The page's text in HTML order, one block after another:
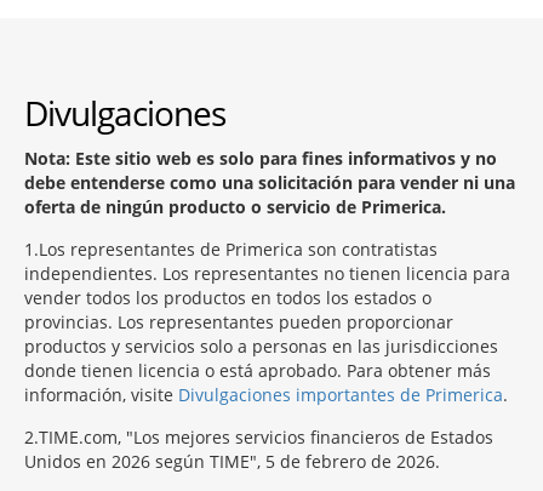
Divulgaciones
Nota: Este sitio web es solo para fines informativos y no
debe entenderse como una solicitación para vender ni una
oferta de ningún producto o servicio de Primerica.
1 Los representantes de Primerica son contratistas
independientes. Los representantes no tienen licencia para
vender todos los productos en todos los estados o
provincias. Los representantes pueden proporcionar
productos y servicios solo a personas en las jurisdicciones
donde tienen licencia o está aprobado. Para obtener más
información, visite Divulgaciones importantes de Primerica.
2 TIME.com, "Los mejores servicios financieros de Estados
Unidos en 2026 según TIME", 5 de febrero de 2026.